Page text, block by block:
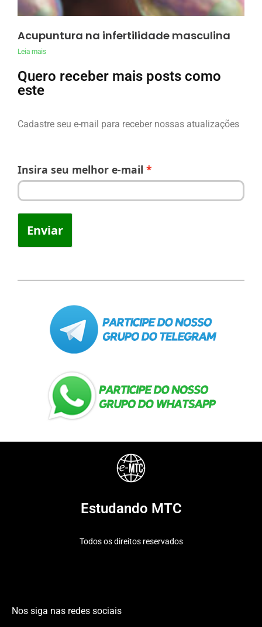
Acupuntura na infertilidade masculina
Leia mais
Quero receber mais posts como
este
Cadastre seu e-mail para receber nossas atualizações
Insira seu melhor e-mail
Enviar
Estudando MTC
Todos os direitos reservados
Nos siga nas redes sociais